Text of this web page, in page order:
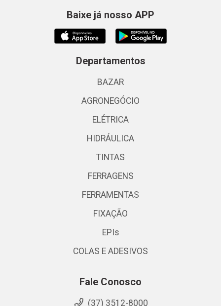
Baixe já nosso APP
Departamentos
BAZAR
AGRONEGÓCIO
ELÉTRICA
HIDRÁULICA
TINTAS
FERRAGENS
FERRAMENTAS
FIXAÇÃO
EPIs
COLAS E ADESIVOS
Fale Conosco
(37) 3512-8000